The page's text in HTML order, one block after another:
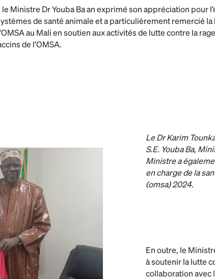
le Ministre Dr Youba Ba an exprimé son appréciation pour
de santé animale et a particulièrement remercié
au Mali en soutien aux activités de lutte contre la
de l’OMSA.
Le Dr Karim
S.E. Youba Ba,
Ministre a
en charge de la
(omsa) 2024.
En outre, le
à soutenir la lutte
collaboration avec